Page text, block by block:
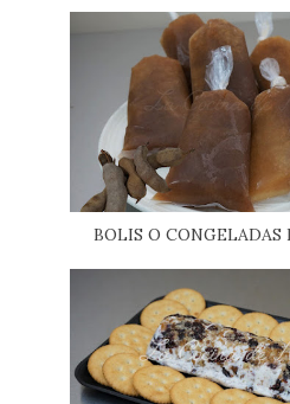
BOLIS O CONGELADAS